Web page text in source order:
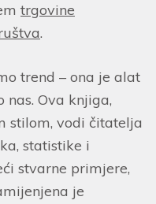
trgovine
.
trend – ona je alat
Ova knjiga,
stilom, vodi čitatelja
statistike i
stvarne primjere,
je